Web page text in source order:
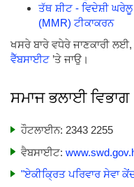
ਤੱਥ ਸ਼ੀਟ - ਵਿਦੇਸ਼ੀ
(MMR) ਟੀਕਾਕਰਨ
ਖਸਰੇ ਬਾਰੇ ਵਧੇਰੇ ਜਾਣਕਾਰੀ
ਵੈੱਬਸਾਈਟ ’ਤੇ ਜਾਉ।
ਸਮਾਜ ਭਲਾਈ ਵਿਭਾਗ
ਹੌਟਲਾਈਨ: 2343 2255
ਵੈਬਸਾਈਟ:
"ਏਕੀਕ੍ਰਿਤ ਪਰਿਵਾਰ ਸੇਵਾ